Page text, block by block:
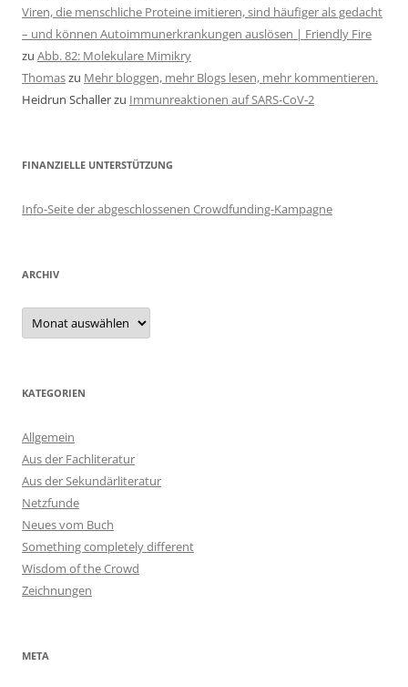
Viren, die menschliche Proteine imitieren, sind häufiger als gedacht
– und können Autoimmunerkrankungen auslösen | Friendly Fire
zu Abb. 82: Molekulare Mimikry
Thomaszu Mehr bloggen, mehr Blogs lesen, mehr kommentieren.
Heidrun Schallerzu Immunreaktionen auf SARS-CoV-2
FINANZIELLE UNTERSTÜTZUNG
Info-Seite der abgeschlossenen Crowdfunding-Kampagne
ARCHIV
Archiv
KATEGORIEN
Allgemein
Aus der Fachliteratur
Aus der Sekundärliteratur
Netzfunde
Neues vom Buch
Something completely different
Wisdom of the Crowd
Zeichnungen
META